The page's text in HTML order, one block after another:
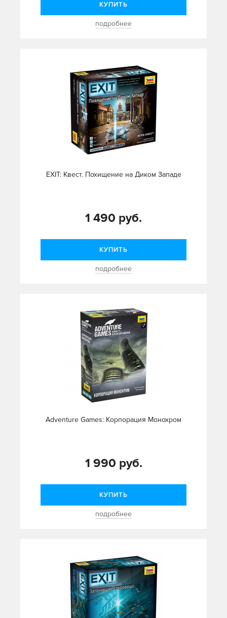
КУПИТЬ
подробнее
EXIT: Квест. Похищение на Диком Западе
1 490 руб.
КУПИТЬ
подробнее
Adventure Games: Корпорация Монохром
1 990 руб.
КУПИТЬ
подробнее